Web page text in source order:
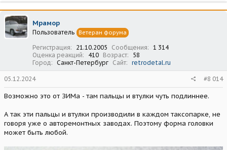
Мрамор
Пользователь Ветеран форума
Регистрация 21.10.2005 Сообщения
1 314
Оценка реакций
410 Возраст
58
Город
Санкт-Петербург Сайт retrodetal.ru
05.12.2024 #8 014
Возможно это от ЗИМа - там пальцы и втулки чуть подлиннее.
А так эти пальцы и втулки производили в каждом таксопарке, не
говоря уже о авторемонтных заводах. Поэтому форма головки
может быть любой.